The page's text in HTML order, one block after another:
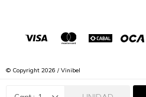
© Copyright 2026 / Vinibel